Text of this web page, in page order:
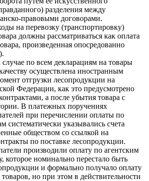
разделения между
правовыми договорами.
на перевозку (транспортировку)
должны рассматриваться как оплата
произведенная опосредованно
по всем декларациям на товары
осуществлена иностранным
отгрузки лесопродукции на
Федерации, как это предусмотрено
а после убытия товара с
В платежных поручениях
при перечислении оплаты по
систематически указывались счета
обществом со ссылкой на
по поставке лесопродукции.
производили оплату по агентским
которое номинально перестало быть
и формально получало оплату
но при этом в действительности